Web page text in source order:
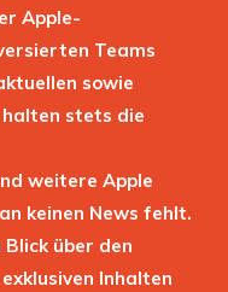
Apple-
Teams
sowie
stets die
weitere Apple
keinen News fehlt.
über den
Inhalten